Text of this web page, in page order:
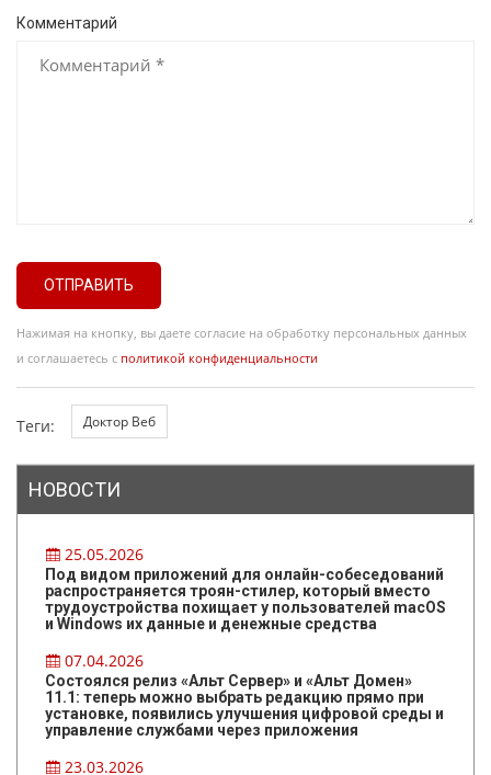
Комментарий
ОТПРАВИТЬ
Нажимая на кнопку, вы даете согласие на обработку персональных данных
и соглашаетесь с политикой конфиденциальности
Теги: Доктор Веб
НОВОСТИ
25.05.2026
Под видом приложений для онлайн-собеседований
распространяется троян-стилер, который вместо
трудоустройства похищает у пользователей macOS
и Windows их данные и денежные средства
07.04.2026
Состоялся релиз «Альт Сервер» и «Альт Домен»
11.1: теперь можно выбрать редакцию прямо при
установке, появились улучшения цифровой среды и
управление службами через приложения
23.03.2026